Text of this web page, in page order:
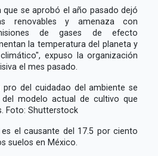
se aprobó el año pasado dejó
renovables y amenaza con
de gases de efecto
la temperatura del planeta y
expuso la organización
el mes pasado.
pro del cuidadao del ambiente se
modelo actual de cultivo que
Foto: Shutterstock
el causante del 17.5 por ciento
suelos en México.